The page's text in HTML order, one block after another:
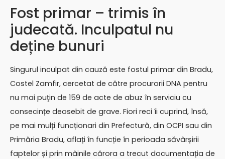
Fost primar – trimis în
judecată. Inculpatul nu
deține bunuri
Singurul inculpat din cauză este fostul primar din Bradu,
Costel Zamfir, cercetat de către procurorii DNA pentru
nu mai puţin de 159 de acte de abuz în serviciu cu
consecințe deosebit de grave. Fiori reci îi cuprind, însă,
pe mai mulți funcționari din Prefectură, din OCPI sau din
Primăria Bradu, aflați în funcție în perioada săvârșirii
faptelor și prin mâinile cărora a trecut documentația de